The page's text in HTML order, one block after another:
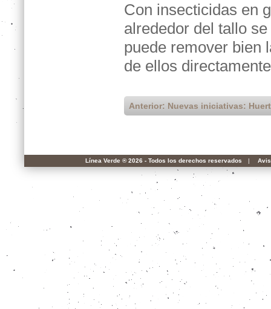
Con insecticidas en
alrededor del tallo
puede remover bien
de ellos
Anterior: Nuevas iniciativas:
Línea Verde ® 2026 - Todos los derechos reservados |